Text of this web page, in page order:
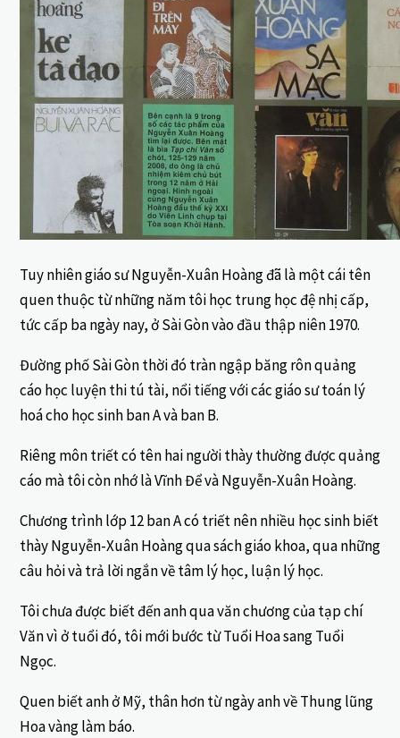
Tuy nhiên giáo sư Nguyễn-Xuân Hoàng đã là một cái tên
quen thuộc từ những năm tôi học trung học đệ nhị cấp,
tức cấp ba ngày nay, ở Sài Gòn vào đầu thập niên 1970.
Đường phố Sài Gòn thời đó tràn ngập băng rôn quảng
cáo học luyện thi tú tài, nổi tiếng với các giáo sư toán lý
hoá cho học sinh ban A và ban B.
Riêng môn triết có tên hai người thày thường được quảng
cáo mà tôi còn nhớ là Vĩnh Để và Nguyễn-Xuân Hoàng.
Chương trình lớp 12 ban A có triết nên nhiều học sinh biết
thày Nguyễn-Xuân Hoàng qua sách giáo khoa, qua những
câu hỏi và trả lời ngắn về tâm lý học, luận lý học.
Tôi chưa được biết đến anh qua văn chương của tạp chí
Văn vì ở tuổi đó, tôi mới bước từ Tuổi Hoa sang Tuổi
Ngọc.
Quen biết anh ở Mỹ, thân hơn từ ngày anh về Thung lũng
Hoa vàng làm báo.